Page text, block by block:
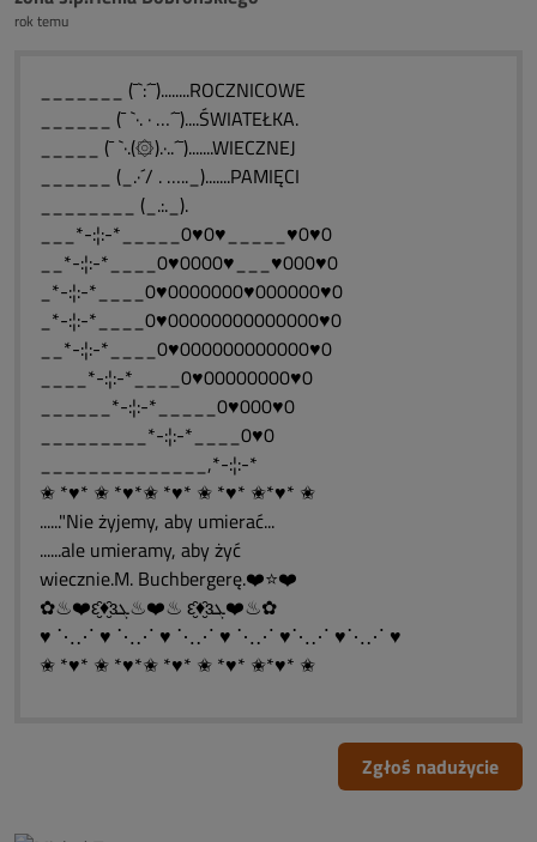
rok temu
_______ (¯`:´¯)........ROCZNICOWE
______ (¯ `·. · …´¯)....ŚWIATEŁKA.
_____ (¯ `·.(۞).·..´¯).......WIECZNEJ
______ (_.·´/ . ….._).......PAMIĘCI
________ (_.:._).
___*-:¦:-*_____0♥0♥_____♥0♥0
__*-:¦:-*____0♥0000♥___♥000♥0
_*-:¦:-*____0♥0000000♥000000♥0
_*-:¦:-*____0♥00000000000000♥0
__*-:¦:-*____0♥000000000000♥0
____*-:¦:-*____0♥00000000♥0
______*-:¦:-*_____0♥000♥0
_________*-:¦:-*____0♥0
______________,*-:¦:-*
✬ *♥* ✬ *♥*✬ *♥* ✬ *♥* ✬*♥* ✬
......"Nie żyjemy, aby umierać...
......ale umieramy, aby żyć
wiecznie.M. Buchbergerę.❤️⭐❤️
✿♨❤️ԑ̮̑♦̮̑ɜܓ♨❤️♨ ԑ̮̑♦̮̑ɜܓ❤️♨✿
♥ ⋱⋰ ♥ ⋱⋰ ♥ ⋱⋰ ♥ ⋱⋰ ♥⋱⋰ ♥⋱⋰ ♥
✬ *♥* ✬ *♥*✬ *♥* ✬ *♥* ✬*♥* ✬
Zgłoś nadużycie